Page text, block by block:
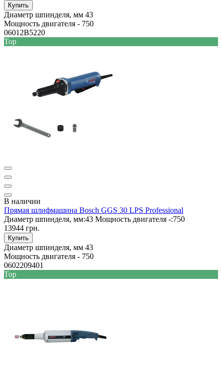
Купить
Диаметр шпинделя, мм 43
Мощность двигателя - 750
06012B5220
Top
В наличии
Прямая шлифмашина Bosch GGS 30 LPS Professional
Диаметр шпинделя, мм:43 Мощность двигателя -:750
13944 грн.
Купить
Диаметр шпинделя, мм 43
Мощность двигателя - 750
0602209401
Top